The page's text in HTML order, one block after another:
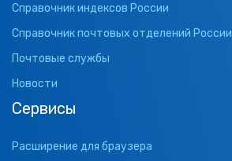
Справочник индексов России
Справочник почтовых отделений России
Почтовые службы
Новости
Сервисы
Расширение для браузера